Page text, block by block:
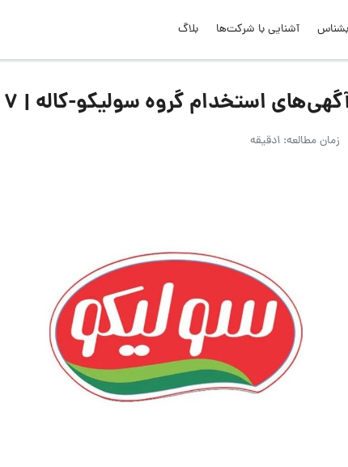
آشنایی با شرکت‌ها بلاگ
استخدام گروه سولیکو-کاله | 7 اردیبهشت 1405
زمان مطالعه: 1دقیقه